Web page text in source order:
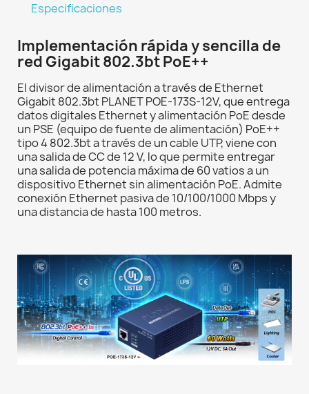
Especificaciones
Implementación rápida y sencilla de
red Gigabit 802.3bt PoE++
El divisor de alimentación a través de Ethernet
Gigabit 802.3bt PLANET POE-173S-12V, que entrega
datos digitales Ethernet y alimentación PoE desde
un PSE (equipo de fuente de alimentación) PoE++
tipo 4 802.3bt a través de un cable UTP, viene con
una salida de CC de 12 V, lo que permite entregar
una salida de potencia máxima de 60 vatios a un
dispositivo Ethernet sin alimentación PoE. Admite
conexión Ethernet pasiva de 10/100/1000 Mbps y
una distancia de hasta 100 metros.